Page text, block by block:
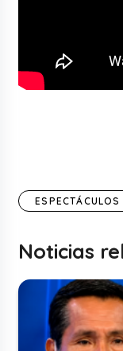
ESPECTÁCULOS
Noticias